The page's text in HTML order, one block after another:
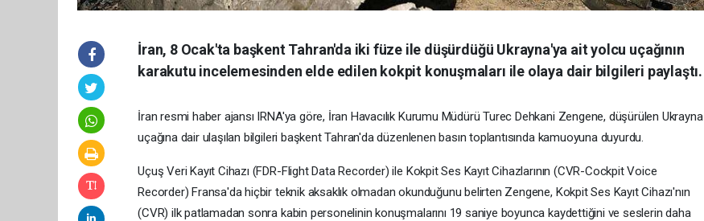
İran, 8 Ocak'ta başkent Tahran'da iki füze ile düşürdüğü Ukrayna'ya ait yolcu uçağının
karakutu incelemesinden elde edilen kokpit konuşmaları ile olaya dair bilgileri paylaştı.
İran resmi haber ajansı IRNA'ya göre, İran Havacılık Kurumu Müdürü Turec Dehkani Zengene, düşürülen Ukrayna
uçağına dair ulaşılan bilgileri başkent Tahran'da düzenlenen basın toplantısında kamuoyuna duyurdu.
Uçuş Veri Kayıt Cihazı (FDR-Flight Data Recorder) ile Kokpit Ses Kayıt Cihazlarının (CVR-Cockpit Voice
Recorder) Fransa'da hiçbir teknik aksaklık olmadan okunduğunu belirten Zengene, Kokpit Ses Kayıt Cihazı'nın
(CVR) ilk patlamadan sonra kabin personelinin konuşmalarını 19 saniye boyunca kaydettiğini ve seslerin daha